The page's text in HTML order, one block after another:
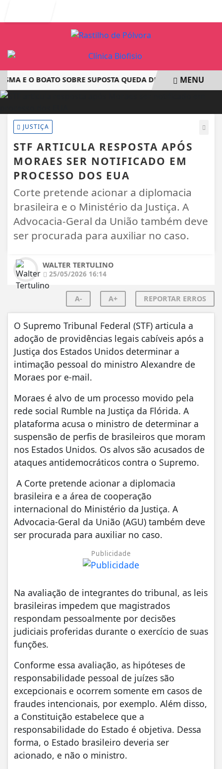
E O BOATO SOBRE SUPOSTA QUEDA DE AVIÃO COM JOVENS
MENU
JUSTIÇA
STF ARTICULA RESPOSTA APÓS
MORAES SER NOTIFICADO EM
PROCESSO DOS EUA
Corte pretende acionar a diplomacia
brasileira e o Ministério da Justiça. A
Advocacia-Geral da União também deve
ser procurada para auxiliar no caso.
WALTER TERTULINO
25/05/2026 16:14
A- A+ REPORTAR ERROS
O Supremo Tribunal Federal (STF) articula a
adoção de providências legais cabíveis após a
Justiça dos Estados Unidos determinar a
intimação pessoal do ministro Alexandre de
Moraes por e-mail.
Moraes é alvo de um processo movido pela
rede social Rumble na Justiça da Flórida. A
plataforma acusa o ministro de determinar a
suspensão de perfis de brasileiros que moram
nos Estados Unidos. Os alvos são acusados de
ataques antidemocráticos contra o Supremo.
A Corte pretende acionar a diplomacia
brasileira e a área de cooperação
internacional do Ministério da Justiça. A
Advocacia-Geral da União (AGU) também deve
ser procurada para auxiliar no caso.
Publicidade
Na avaliação de integrantes do tribunal, as leis
brasileiras impedem que magistrados
respondam pessoalmente por decisões
judiciais proferidas durante o exercício de suas
funções.
Conforme essa avaliação, as hipóteses de
responsabilidade pessoal de juízes são
excepcionais e ocorrem somente em casos de
fraudes intencionais, por exemplo. Além disso,
a Constituição estabelece que a
responsabilidade do Estado é objetiva. Dessa
forma, o Estado brasileiro deveria ser
acionado, e não o ministro.